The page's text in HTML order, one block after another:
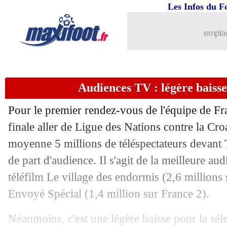
Les Infos du
Audiences TV : légère
Pour le premier rendez-vous de l'équipe de
finale aller de Ligue des Nations contre la
moyenne 5 millions de téléspectateurs
de part d'audience. Il s'agit de la meilleure
téléfilm Le village des endormis (2,6 millions
Envoyé Spécial (1,4 million sur France 2).
Néanmoins, c'est une légère baisse pour la
: Mamardashvili prévient
21/03 Lille: David discute avec trois clubs
: l'Arabie Saoudite veut Barcola
21/03 Bologne : Castro veut signer à l'Inter
21/03 EdF : 27% de chances de qualification
21/03 Milan: Maignan doit en faire plus
21/03 PSG : les nouvelles sont bonnes pour